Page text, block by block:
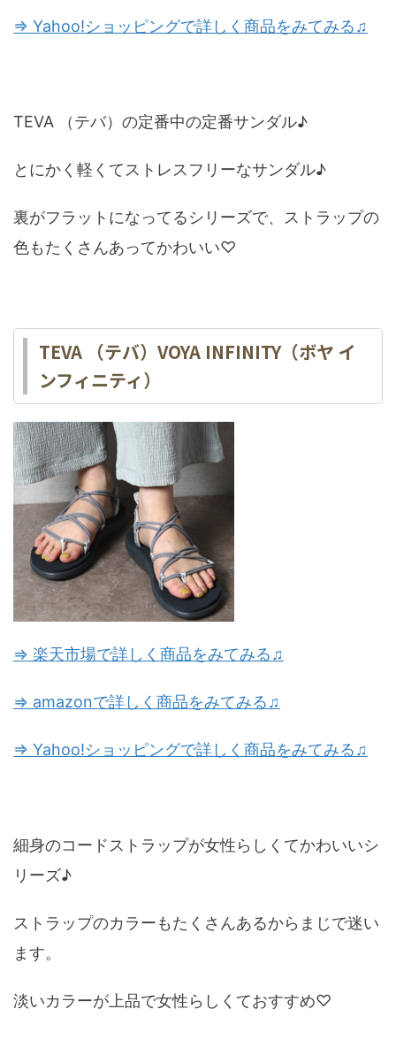
⇒ Yahoo!ショッピングで詳しく商品をみてみる♫
TEVA （テバ）の定番中の定番サンダル♪
とにかく軽くてストレスフリーなサンダル♪
裏がフラットになってるシリーズで、ストラップの
色もたくさんあってかわいい♡
TEVA （テバ）VOYA INFINITY（ボヤ イ
ンフィニティ）
⇒ 楽天市場で詳しく商品をみてみる♫
⇒ amazonで詳しく商品をみてみる♫
⇒ Yahoo!ショッピングで詳しく商品をみてみる♫
細身のコードストラップが女性らしくてかわいいシ
リーズ♪
ストラップのカラーもたくさんあるからまじで迷い
ます。
淡いカラーが上品で女性らしくておすすめ♡